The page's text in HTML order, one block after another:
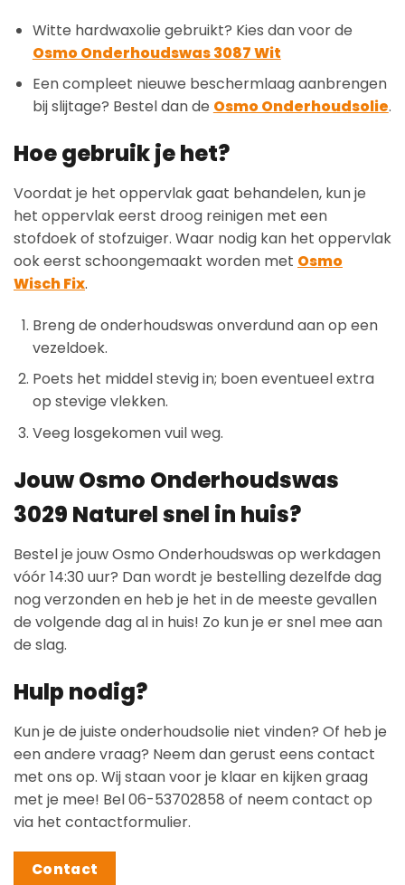
Witte hardwaxolie gebruikt? Kies dan voor de
Osmo Onderhoudswas 3087 Wit
Een compleet nieuwe beschermlaag aanbrengen
bij slijtage? Bestel dan de Osmo Onderhoudsolie.
Hoe gebruik je het?
Voordat je het oppervlak gaat behandelen, kun je
het oppervlak eerst droog reinigen met een
stofdoek of stofzuiger. Waar nodig kan het oppervlak
ook eerst schoongemaakt worden met Osmo
Wisch Fix.
Breng de onderhoudswas onverdund aan op een
vezeldoek.
Poets het middel stevig in; boen eventueel extra
op stevige vlekken.
Veeg losgekomen vuil weg.
Jouw Osmo Onderhoudswas
3029 Naturel snel in huis?
Bestel je jouw Osmo Onderhoudswas op werkdagen
vóór 14:30 uur? Dan wordt je bestelling dezelfde dag
nog verzonden en heb je het in de meeste gevallen
de volgende dag al in huis! Zo kun je er snel mee aan
de slag.
Hulp nodig?
Kun je de juiste onderhoudsolie niet vinden? Of heb je
een andere vraag? Neem dan gerust eens contact
met ons op. Wij staan voor je klaar en kijken graag
met je mee! Bel 06-53702858 of neem contact op
via het contactformulier.
Contact